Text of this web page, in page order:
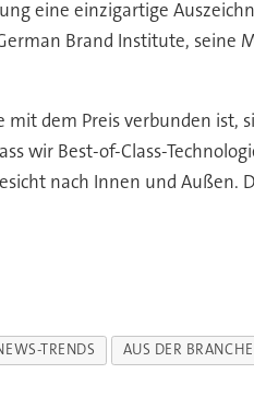
eine einzigartige
Brand Institute, seine
dem Preis verbunden ist,
wir Best-of-Class-
nach Innen und Außen.
TRENDS AUS DER BRANCHE